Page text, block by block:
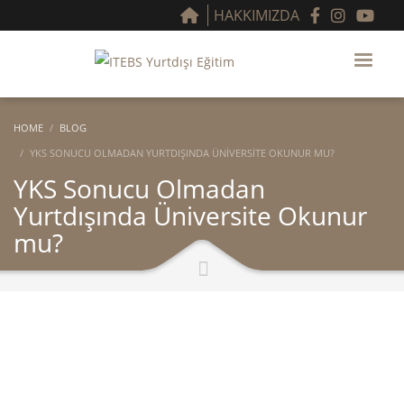
HAKKIMIZDA
HOME
BLOG
YKS SONUCU OLMADAN YURTDIŞINDA ÜNIVERSITE OKUNUR MU?
YKS Sonucu Olmadan
Yurtdışında Üniversite Okunur
mu?